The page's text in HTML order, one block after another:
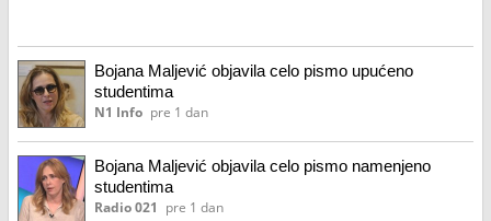
Bojana Maljević objavila celo pismo upućeno
studentima
N1 Info pre 1 dan
Bojana Maljević objavila celo pismo namenjeno
studentima
Radio 021 pre 1 dan